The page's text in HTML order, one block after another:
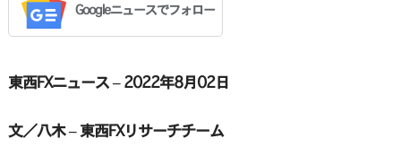
Googleニュースでフォロー
東西FXニュース – 2022年8月02日
文／八木 – 東西FXリサーチチーム